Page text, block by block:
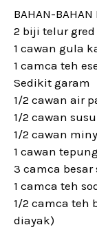
BAHAN-BAHAN
2 biji telur gred
1 cawan gula
1 camca teh
Sedikit garam
1/2 cawan air
1/2 cawan
1/2 cawan
1 cawan
3 camca besar
1 camca teh
1/2 camca teh
diayak)